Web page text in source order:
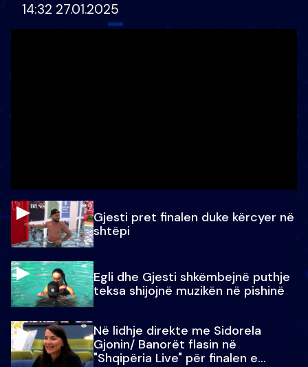
14:32 27.01.2025
Gjesti pret finalen duke kërcyer në
shtëpi
Egli dhe Gjesti shkëmbejnë puthje
teksa shijojnë muzikën në pishinë
Në lidhje direkte me Sidorela
Gjonin/ Banorët flasin në
"Shqipëria Live" për finalen e